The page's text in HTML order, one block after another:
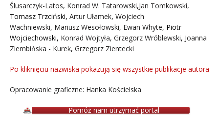
Ślusarczyk-Latos, Konrad W. Tatarowski,Jan Tomkowski,
Tomasz Trzciński, Artur Ułamek, Wojciech
Wachniewski, Mariusz Wesołowski, Ewan Whyte, Piotr
Wojciechowski, Konrad Wojtyła, Grzegorz Wróblewski, Joanna
Ziembińska - Kurek, Grzegorz Zientecki
Po kliknięciu nazwiska pokazują się wszystkie publikacje autora
Opracowanie graficzne: Hanka Kościelska
Pomóż nam utrzymać portal